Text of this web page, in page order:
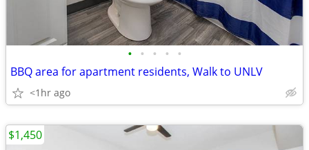
• • • • •
BBQ area for apartment residents, Walk to UNLV
<1hr ago
$1,450